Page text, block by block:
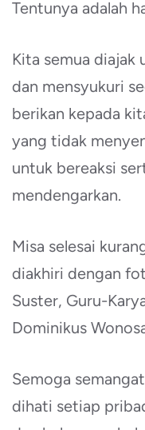
Tentunya adalah
Kita semua diajak
dan mensyukuri
berikan kepada
yang tidak
untuk bereaksi
mendengarkan.
Misa selesai
diakhiri dengan
Suster, Guru-
Dominikus
Semoga
dihati setiap